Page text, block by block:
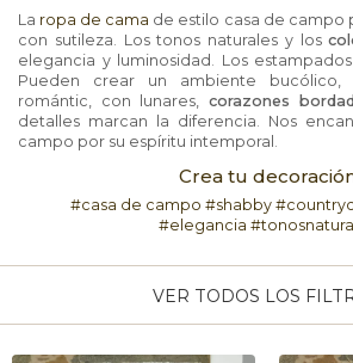
La ropa de cama de estilo casa de campo
con sutileza. Los tonos naturales y los
elegancia y luminosidad. Los
Pueden crear un ambiente
romántic, con lunares, corazones
detalles marcan la diferencia. Nos
campo por su espíritu intemporal.
Crea tu
#casa de campo #shabby
#elegancia
VER TODOS LOS